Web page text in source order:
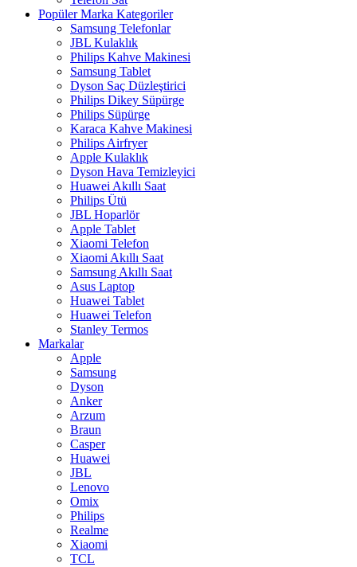
Popüler Marka Kategoriler
Samsung Telefonlar
JBL Kulaklık
Philips Kahve Makinesi
Samsung Tablet
Dyson Saç Düzleştirici
Philips Dikey Süpürge
Philips Süpürge
Karaca Kahve Makinesi
Philips Airfryer
Apple Kulaklık
Dyson Hava Temizleyici
Huawei Akıllı Saat
Philips Ütü
JBL Hoparlör
Apple Tablet
Xiaomi Telefon
Xiaomi Akıllı Saat
Samsung Akıllı Saat
Asus Laptop
Huawei Tablet
Huawei Telefon
Stanley Termos
Markalar
Apple
Samsung
Dyson
Anker
Arzum
Braun
Casper
Huawei
JBL
Lenovo
Omix
Philips
Realme
Xiaomi
TCL